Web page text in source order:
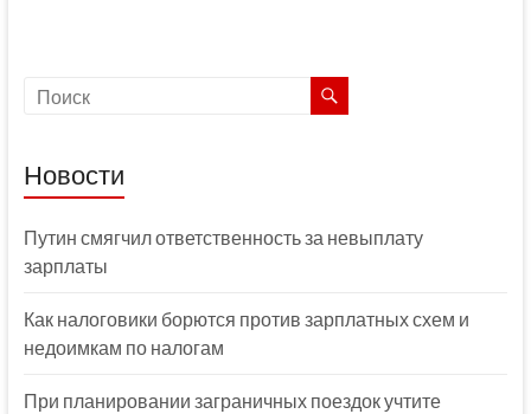
Новости
Путин смягчил ответственность за невыплату
зарплаты
Как налоговики борются против зарплатных схем и
недоимкам по налогам
При планировании заграничных поездок учтите